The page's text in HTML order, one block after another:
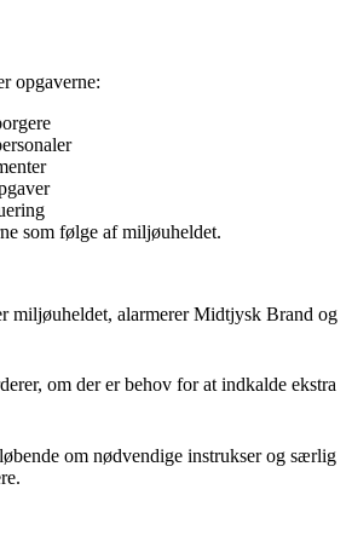
opgaverne:
som følge af miljøuheldet.
miljøuheldet, alarmerer Midtjysk Brand og
om der er behov for at indkalde ekstra
om nødvendige instrukser og særlig